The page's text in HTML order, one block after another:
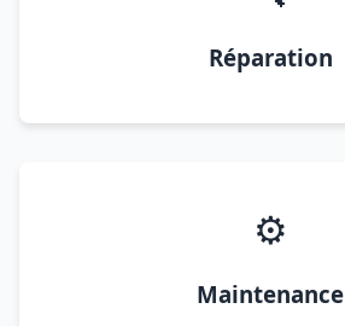
Réparation
⚙️
Maintenance